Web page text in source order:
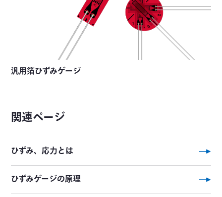
汎用箔ひずみゲージ
関連ページ
ひずみ、応力とは
ひずみゲージの原理